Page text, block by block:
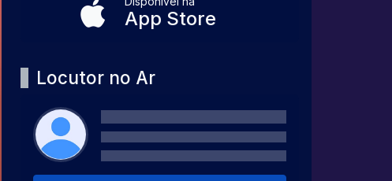
App Store
Locutor no Ar